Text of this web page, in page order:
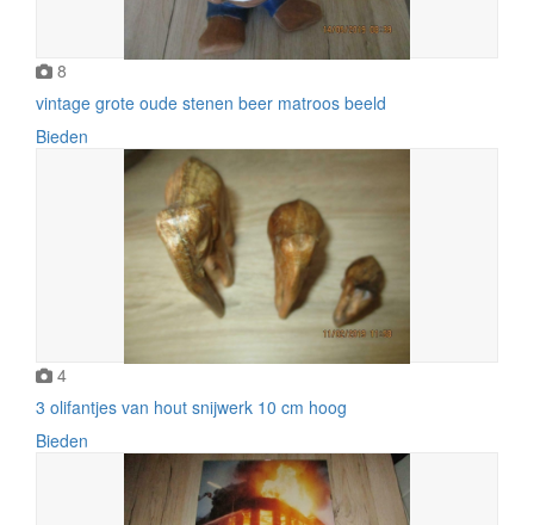
8
vintage grote oude stenen beer matroos beeld
Bieden
4
3 olifantjes van hout snijwerk 10 cm hoog
Bieden